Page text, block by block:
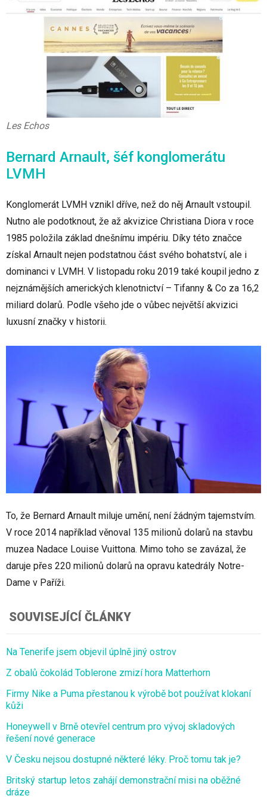
Les Echos
Bernard Arnault, šéf konglomerátu
LVMH
Konglomerát LVMH vznikl dříve, než do něj Arnault vstoupil.
Nutno ale podotknout, že až akvizice Christiana Diora v roce
1985 položila základ dnešnímu impériu. Díky této značce
získal Arnault nejen podstatnou část svého bohatství, ale i
dominanci v LVMH. V listopadu roku 2019 také koupil jedno z
nejznámějších amerických klenotnictví – Tifanny & Co za 16,2
miliard dolarů. Podle všeho jde o vůbec největší akvizici
luxusní značky v historii.
To, že Bernard Arnault miluje umění, není žádným tajemstvím.
V roce 2014 například věnoval 135 milionů dolarů na stavbu
muzea Nadace Louise Vuittona. Mimo toho se zavázal, že
daruje přes 220 milionů dolarů na opravu katedrály Notre-
Dame v Paříži.
SOUVISEJÍCÍ ČLÁNKY
Na Tenerife jsem objevil úplně jiný ostrov
Z obalů čokolád Toblerone zmizí hora Matterhorn
Firmy Nike a Puma přestanou k výrobě bot používat klokaní
kůži
Honeywell v Brně otevřel centrum pro vývoj skladových
řešení nové generace
V Česku nejsou dostupné některé léky. Proč tomu tak je?
Britský startup letos zahájí demonstrační misi na oběžné
dráze